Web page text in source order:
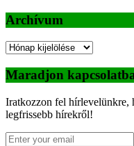
Archívum
Archívum
Maradjon
Iratkozzon fel hírlevelünkre,
legfrissebb hírekről!